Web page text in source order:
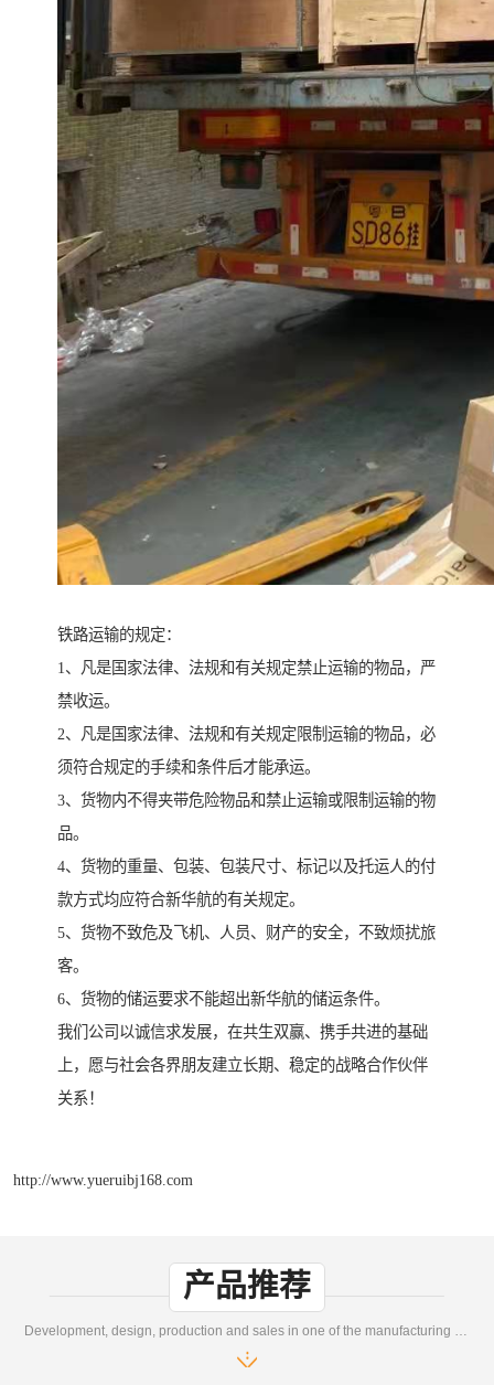
铁路运输的规定：
1、凡是国家法律、法规和有关规定禁止运输的物品，严
禁收运。
2、凡是国家法律、法规和有关规定限制运输的物品，必
须符合规定的手续和条件后才能承运。
3、货物内不得夹带危险物品和禁止运输或限制运输的物
品。
4、货物的重量、包装、包装尺寸、标记以及托运人的付
款方式均应符合新华航的有关规定。
5、货物不致危及飞机、人员、财产的安全，不致烦扰旅
客。
6、货物的储运要求不能超出新华航的储运条件。
我们公司以诚信求发展，在共生双赢、携手共进的基础
上，愿与社会各界朋友建立长期、稳定的战略合作伙伴
关系！
http://www.yueruibj168.com
产品推荐
Development, design, production and sales in one of the manufacturing enterprises